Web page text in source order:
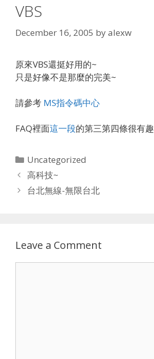
VBS
December 16, 2005 byalexw
原來VBS還挺好用的~
只是好像不是那麼的完美~
請參考 MS指令碼中心
FAQ裡面這一段的第三第四條很有趣
Categories
Uncategorized
高科技~
台北無線-無限台北
Leave a Comment